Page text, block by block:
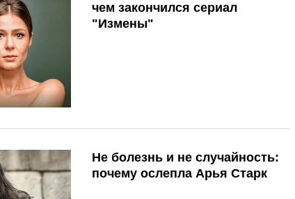
чем закончился сериал
"Измены"
Не болезнь и не случайность:
почему ослепла Арья Старк